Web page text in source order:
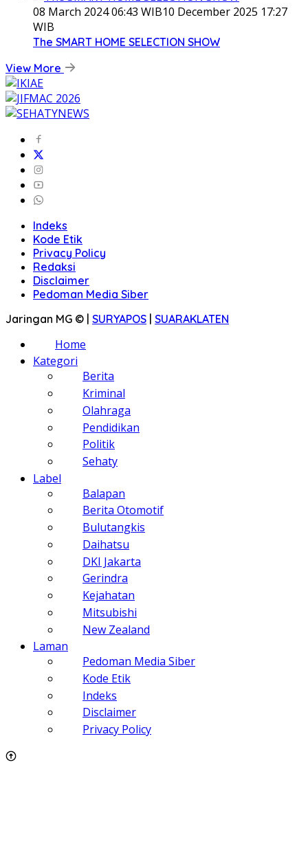
08 March 2024 06:43 WIB10 December 2025 17:27
WIB
The SMART HOME SELECTION SHOW
View More
Indeks
Kode Etik
Privacy Policy
Redaksi
Disclaimer
Pedoman Media Siber
Jaringan MG © | SURYAPOS | SUARAKLATEN
Home
Kategori
Berita
Kriminal
Olahraga
Pendidikan
Politik
Sehaty
Label
Balapan
Berita Otomotif
Bulutangkis
Daihatsu
DKI Jakarta
Gerindra
Kejahatan
Mitsubishi
New Zealand
Laman
Pedoman Media Siber
Kode Etik
Indeks
Disclaimer
Privacy Policy